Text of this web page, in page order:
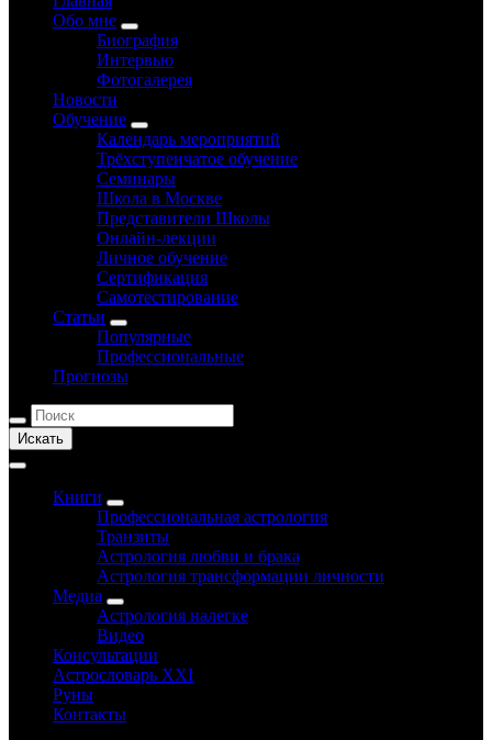
Обо мне
Биография
Интервью
Фотогалерея
Новости
Обучение
Календарь мероприятий
Трёхступенчатое обучение
Семинары
Школа в Москве
Представители Школы
Онлайн-лекции
Личное обучение
Сертификация
Самотестирование
Статьи
Популярные
Профессиональные
Прогнозы
Искать
Книги
Профессиональная астрология
Транзиты
Астрология любви и брака
Астрология трансформации личности
Медиа
Астрология налегке
Видео
Консультации
Астрословарь XXI
Руны
Контакты